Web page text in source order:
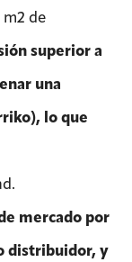
de
superior a
una
lo que
mercado por
distribuidor, y